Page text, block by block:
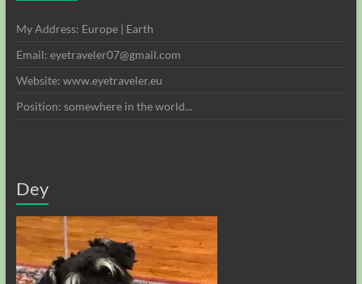
My Address: Europe | Earth
Email: eyetraveler07@gmail.com
Website: www.eyetraveler.eu
Position: somewhere in the world...
Dey